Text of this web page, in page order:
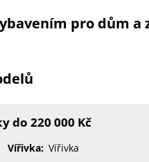
pro dům a
do 220 000 Kč
Vířivka: Vířivka